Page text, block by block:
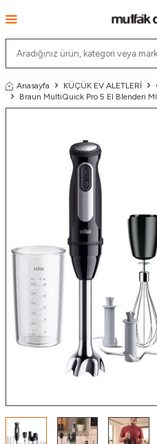
Anasayfa KÜÇÜK EV ALETLERİ
Braun MultiQuick Pro 5 El Blenderi